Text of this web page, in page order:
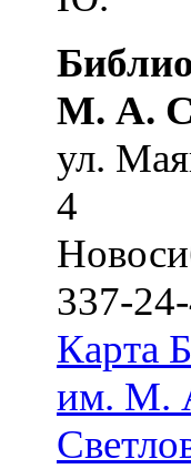
М. А.
ул.
4
337-
Карта
им. М.